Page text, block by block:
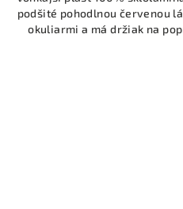
podšité pohodlnou červenou
okuliarmi a má držiak na